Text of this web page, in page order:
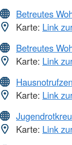
Betreutes
Karte: Link
Betreutes
Karte: Link
Karte: Link
Karte: Link